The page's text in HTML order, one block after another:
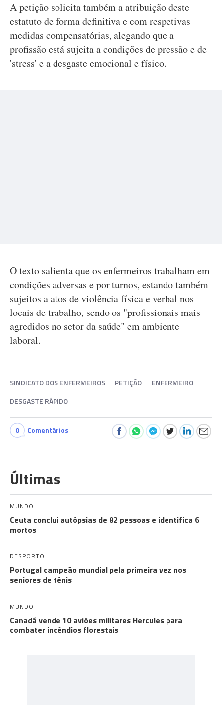
A petição solicita também a atribuição deste
estatuto de forma definitiva e com respetivas
medidas compensatórias, alegando que a
profissão está sujeita a condições de pressão e de
'stress' e a desgaste emocional e físico.
O texto salienta que os enfermeiros trabalham em
condições adversas e por turnos, estando também
sujeitos a atos de violência física e verbal nos
locais de trabalho, sendo os "profissionais mais
agredidos no setor da saúde" em ambiente
laboral.
SINDICATO DOS ENFERMEIROS PETIÇÃO
ENFERMEIRO
DESGASTE RÁPIDO
0 Comentários
Últimas
MUNDO
Ceuta conclui autópsias de 82 pessoas e identifica 6
mortos
DESPORTO
Portugal campeão mundial pela primeira vez nos
seniores de ténis
MUNDO
Canadá vende 10 aviões militares Hercules para
combater incêndios florestais